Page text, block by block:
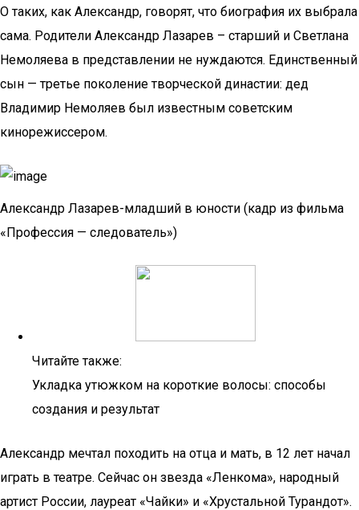
О таких, как Александр, говорят, что биография их выбрала
сама. Родители Александр Лазарев – старший и Светлана
Немоляева в представлении не нуждаются. Единственный
сын — третье поколение творческой династии: дед
Владимир Немоляев был известным советским
кинорежиссером.
Александр Лазарев-младший в юности (кадр из фильма
«Профессия — следователь»)
Читайте также:
Укладка утюжком на короткие волосы: способы
создания и результат
Александр мечтал походить на отца и мать, в 12 лет начал
играть в театре. Сейчас он звезда «Ленкома», народный
артист России, лауреат «Чайки» и «Хрустальной Турандот».